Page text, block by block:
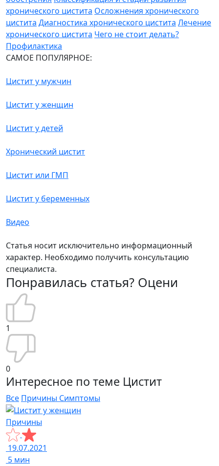
хронического цистита Осложнения хронического
цистита Диагностика хронического цистита Лечение
хронического цистита Чего не стоит делать?
Профилактика
САМОЕ ПОПУЛЯРНОЕ:
Цистит у мужчин
Цистит у женщин
Цистит у детей
Хронический цистит
Цистит или ГМП
Цистит у беременных
Видео
Статья носит исключительно информационный
характер. Необходимо получить консультацию
специалиста.
Понравилась статья? Оцени
1
0
Интересное по теме Цистит
Все Причины Симптомы
Причины
19.07.2021
5 мин